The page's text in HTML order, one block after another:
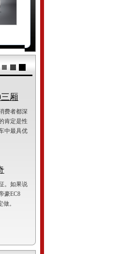
厢
费者都深
肯定是性
中最具优
。如果说
豪EC8
定做。